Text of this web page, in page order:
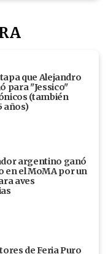
que Alejandro
para "Jessico"
(también
años)
argentino ganó
en el MoMA por un
aves
de Feria Puro